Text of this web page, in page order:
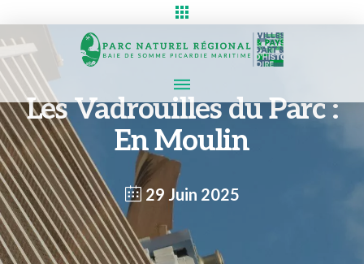
Les Vadrouilles du Parc :
En Moulin
29 Juin 2025